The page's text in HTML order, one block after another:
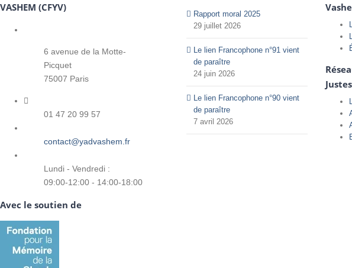
VASHEM (CFYV)
6 avenue de la Motte-
Picquet
75007 Paris
01 47 20 99 57
contact@yadvashem.fr
Lundi - Vendredi :
09:00-12:00 - 14:00-18:00
Avec le soutien de
Rapport moral 2025
29 juillet 2026
Le lien Francophone n°91 vient
de paraître
24 juin 2026
Le lien Francophone n°90 vient
de paraître
7 avril 2026